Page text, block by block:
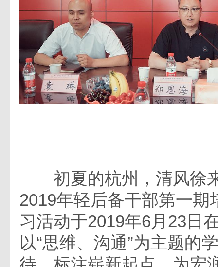
初夏的杭州，清风徐
2019年轻后备干部第一期
习活动于2019年6月23日
以“思维、沟通”为主题的